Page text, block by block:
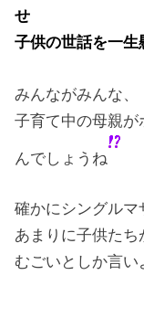
せ
子供の世話を一生
みんながみんな、
子育て中の母親が
んでしょうね
確かにシングルマ
あまりに子供たち
むごいとしか言い